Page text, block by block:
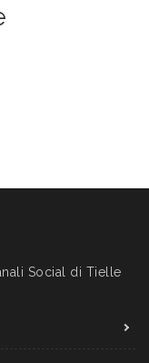
Social di Tielle